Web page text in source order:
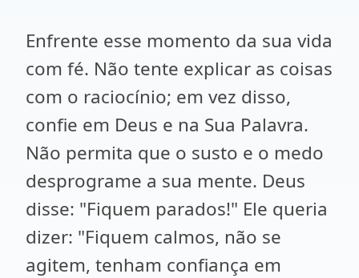
Enfrente esse momento da sua vida
com fé. Não tente explicar as coisas
com o raciocínio; em vez disso,
confie em Deus e na Sua Palavra.
Não permita que o susto e o medo
desprograme a sua mente. Deus
disse: "Fiquem parados!" Ele queria
dizer: "Fiquem calmos, não se
agitem, tenham confiança em